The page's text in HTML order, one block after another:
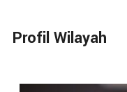
Profil Wilayah